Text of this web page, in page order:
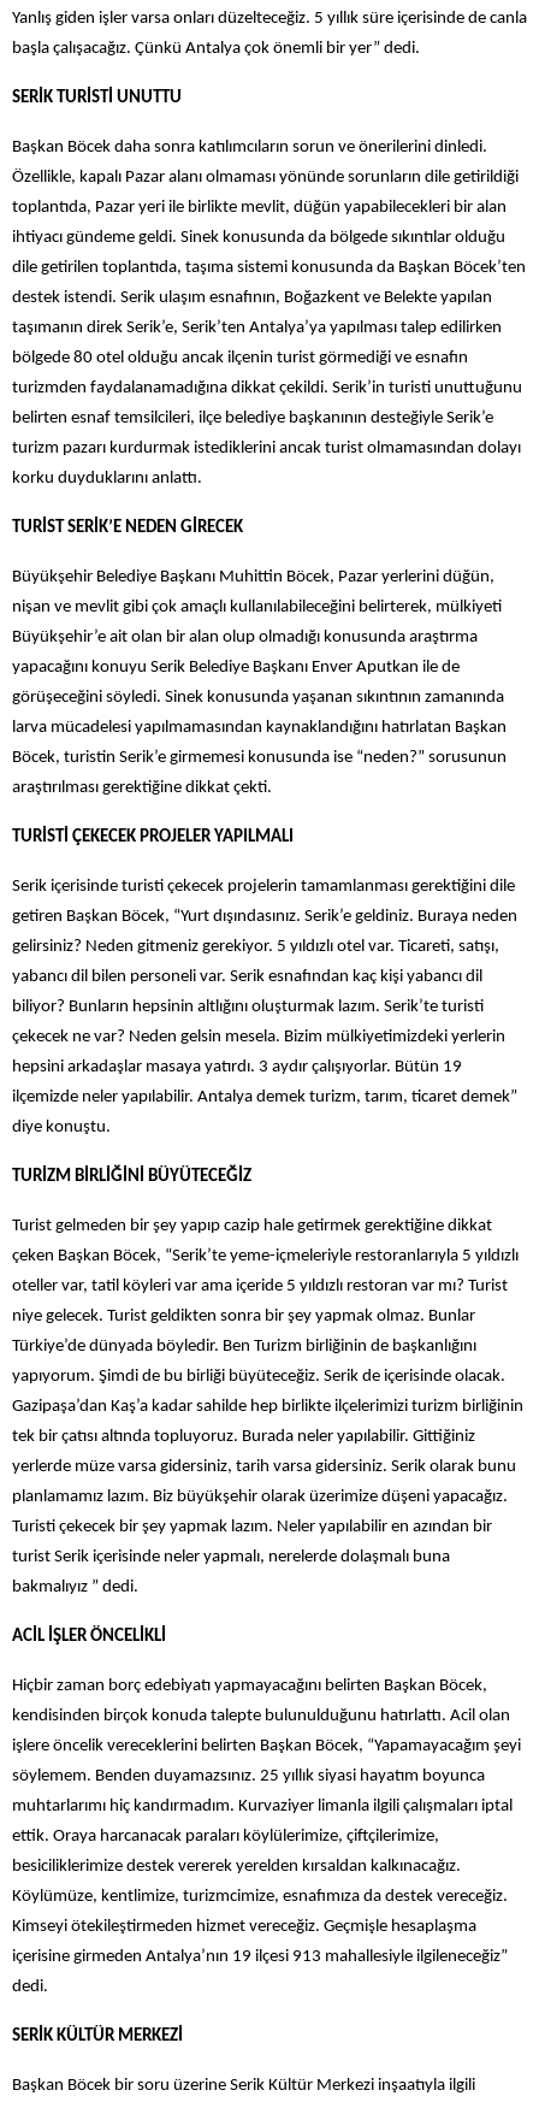
Yanlış giden işler varsa onları düzelteceğiz. 5 yıllık süre içerisinde de canla
başla çalışacağız. Çünkü Antalya çok önemli bir yer” dedi.
SERİK TURİSTİ UNUTTU
Başkan Böcek daha sonra katılımcıların sorun ve önerilerini dinledi.
Özellikle, kapalı Pazar alanı olmaması yönünde sorunların dile getirildiği
toplantıda, Pazar yeri ile birlikte mevlit, düğün yapabilecekleri bir alan
ihtiyacı gündeme geldi. Sinek konusunda da bölgede sıkıntılar olduğu
dile getirilen toplantıda, taşıma sistemi konusunda da Başkan Böcek’ten
destek istendi. Serik ulaşım esnafının, Boğazkent ve Belekte yapılan
taşımanın direk Serik’e, Serik’ten Antalya’ya yapılması talep edilirken
bölgede 80 otel olduğu ancak ilçenin turist görmediği ve esnafın
turizmden faydalanamadığına dikkat çekildi. Serik’in turisti unuttuğunu
belirten esnaf temsilcileri, ilçe belediye başkanının desteğiyle Serik’e
turizm pazarı kurdurmak istediklerini ancak turist olmamasından dolayı
korku duyduklarını anlattı.
TURİST SERİK’E NEDEN GİRECEK
Büyükşehir Belediye Başkanı Muhittin Böcek, Pazar yerlerini düğün,
nişan ve mevlit gibi çok amaçlı kullanılabileceğini belirterek, mülkiyeti
Büyükşehir’e ait olan bir alan olup olmadığı konusunda araştırma
yapacağını konuyu Serik Belediye Başkanı Enver Aputkan ile de
görüşeceğini söyledi. Sinek konusunda yaşanan sıkıntının zamanında
larva mücadelesi yapılmamasından kaynaklandığını hatırlatan Başkan
Böcek, turistin Serik’e girmemesi konusunda ise “neden?” sorusunun
araştırılması gerektiğine dikkat çekti.
TURİSTİ ÇEKECEK PROJELER YAPILMALI
Serik içerisinde turisti çekecek projelerin tamamlanması gerektiğini dile
getiren Başkan Böcek, “Yurt dışındasınız. Serik’e geldiniz. Buraya neden
gelirsiniz? Neden gitmeniz gerekiyor. 5 yıldızlı otel var. Ticareti, satışı,
yabancı dil bilen personeli var. Serik esnafından kaç kişi yabancı dil
biliyor? Bunların hepsinin altlığını oluşturmak lazım. Serik’te turisti
çekecek ne var? Neden gelsin mesela. Bizim mülkiyetimizdeki yerlerin
hepsini arkadaşlar masaya yatırdı. 3 aydır çalışıyorlar. Bütün 19
ilçemizde neler yapılabilir. Antalya demek turizm, tarım, ticaret demek”
diye konuştu.
TURİZM BİRLİĞİNİ BÜYÜTECEĞİZ
Turist gelmeden bir şey yapıp cazip hale getirmek gerektiğine dikkat
çeken Başkan Böcek, “Serik’te yeme-içmeleriyle restoranlarıyla 5 yıldızlı
oteller var, tatil köyleri var ama içeride 5 yıldızlı restoran var mı? Turist
niye gelecek. Turist geldikten sonra bir şey yapmak olmaz. Bunlar
Türkiye’de dünyada böyledir. Ben Turizm birliğinin de başkanlığını
yapıyorum. Şimdi de bu birliği büyüteceğiz. Serik de içerisinde olacak.
Gazipaşa’dan Kaş’a kadar sahilde hep birlikte ilçelerimizi turizm birliğinin
tek bir çatısı altında topluyoruz. Burada neler yapılabilir. Gittiğiniz
yerlerde müze varsa gidersiniz, tarih varsa gidersiniz. Serik olarak bunu
planlamamız lazım. Biz büyükşehir olarak üzerimize düşeni yapacağız.
Turisti çekecek bir şey yapmak lazım. Neler yapılabilir en azından bir
turist Serik içerisinde neler yapmalı, nerelerde dolaşmalı buna
bakmalıyız ” dedi.
ACİL İŞLER ÖNCELİKLİ
Hiçbir zaman borç edebiyatı yapmayacağını belirten Başkan Böcek,
kendisinden birçok konuda talepte bulunulduğunu hatırlattı. Acil olan
işlere öncelik vereceklerini belirten Başkan Böcek, “Yapamayacağım şeyi
söylemem. Benden duyamazsınız. 25 yıllık siyasi hayatım boyunca
muhtarlarımı hiç kandırmadım. Kurvaziyer limanla ilgili çalışmaları iptal
ettik. Oraya harcanacak paraları köylülerimize, çiftçilerimize,
besiciliklerimize destek vererek yerelden kırsaldan kalkınacağız.
Köylümüze, kentlimize, turizmcimize, esnafımıza da destek vereceğiz.
Kimseyi ötekileştirmeden hizmet vereceğiz. Geçmişle hesaplaşma
içerisine girmeden Antalya’nın 19 ilçesi 913 mahallesiyle ilgileneceğiz”
dedi.
SERİK KÜLTÜR MERKEZİ
Başkan Böcek bir soru üzerine Serik Kültür Merkezi inşaatıyla ilgili